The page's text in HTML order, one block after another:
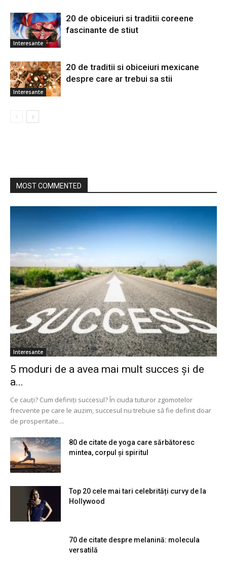
Interesante
20 de obiceiuri si traditii coreene
fascinante de stiut
Interesante
20 de traditii si obiceiuri mexicane
despre care ar trebui sa stii
MOST COMMENTED
Interesante
5 moduri de a avea mai mult succes și de
a...
Ce cauți? Cum definiți succesul? În ciuda tuturor zgomotelor
frecvente pe care le auzim, succesul nu trebuie să fie definit doar
de prosperitate....
80 de citate de yoga care sărbătoresc
mintea, corpul și spiritul
Top 20 cele mai tari celebrități curvy de la
Hollywood
70 de citate despre melanină: molecula
versatilă